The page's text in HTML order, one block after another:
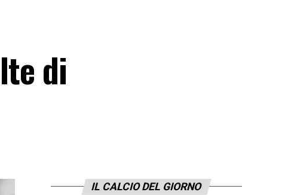
di
IL CALCIO DEL GIORNO